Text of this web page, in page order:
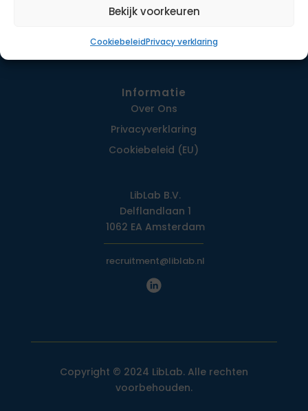
Bekijk voorkeuren
CookiebeleidPrivacy verklaring
Werkwijze
Contact
Informatie
Over Ons
Privacy­verklaring
Cookiebeleid (EU)
LibLab B.V.
Delflandlaan 1
1062 EA Amsterdam
recruitment@liblab.nl
Copyright © 2024 LibLab. Alle rechten
voorbehouden.